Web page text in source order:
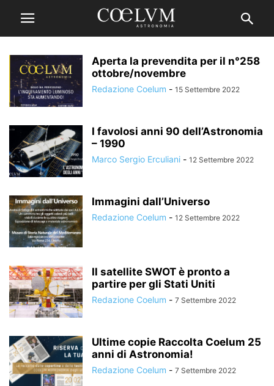
Aperta la prevendita per il n°258
ottobre/novembre
Redazione Coelum - 15 Settembre 2022
I favolosi anni 90 dell’Astronomia
– 1990
Marco Sergio Erculiani - 12 Settembre 2022
Immagini dall’Universo
Redazione Coelum - 12 Settembre 2022
Il satellite SWOT è pronto a
partire per gli Stati Uniti
Redazione Coelum - 7 Settembre 2022
Ultime copie Raccolta Coelum 25
anni di Astronomia!
Redazione Coelum - 7 Settembre 2022